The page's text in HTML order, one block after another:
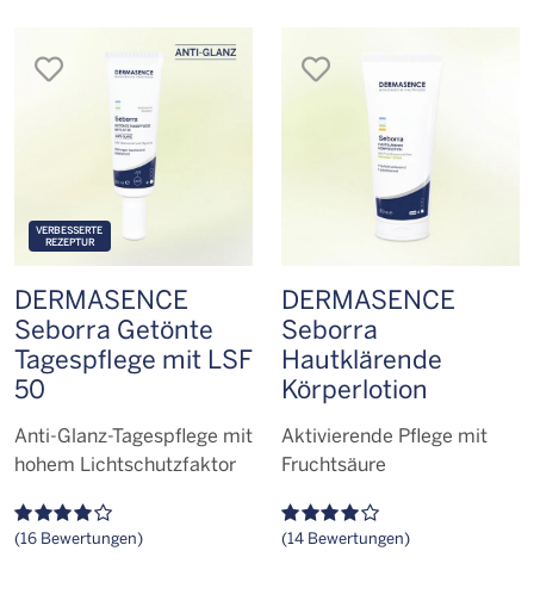
merken
VERBESSERTE
REZEPTUR
DERMASENCE
Seborra Getönte
Tagespflege mit LSF
50
Anti-Glanz-Tagespflege mit
hohem Lichtschutzfaktor
(16 Bewertungen)
merken
DERMASENCE
Seborra
Hautklärende
Körperlotion
Aktivierende Pflege mit
Fruchtsäure
(14 Bewertungen)